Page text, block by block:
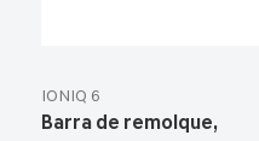
IONIQ 6
Barra de remolque,